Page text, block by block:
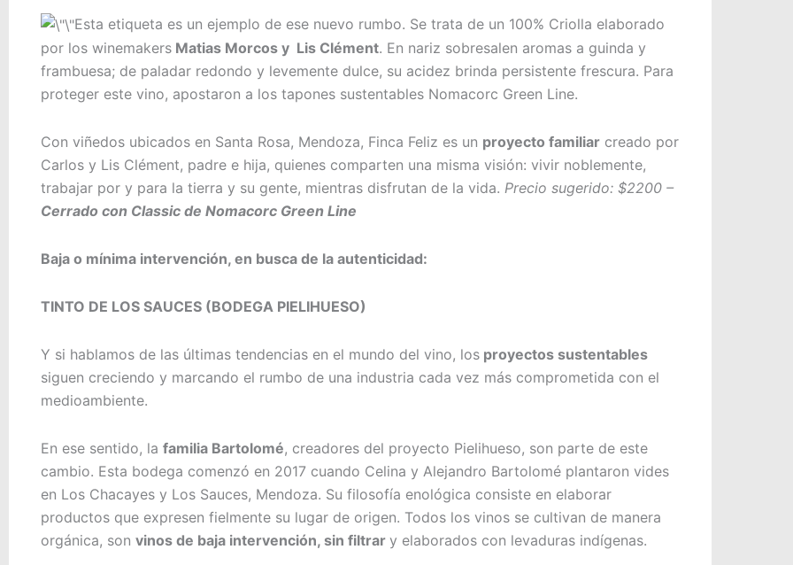
Esta etiqueta es un ejemplo de ese nuevo rumbo. Se trata de un 100% Criolla elaborado
por los winemakersMatias Morcos y Lis Clément. En nariz sobresalen aromas a guinda y
frambuesa; de paladar redondo y levemente dulce, su acidez brinda persistente frescura. Para
proteger este vino, apostaron a los tapones sustentables Nomacorc Green Line.
Con viñedos ubicados en Santa Rosa, Mendoza, Finca Feliz es un proyecto familiarcreado por
Carlos y Lis Clément, padre e hija, quienes comparten una misma visión: vivir noblemente,
trabajar por y para la tierra y su gente, mientras disfrutan de la vida. Precio sugerido: $2200 –
Cerrado con Classic de Nomacorc Green Line
Baja o mínima intervención, en busca de la autenticidad:
TINTO DE LOS SAUCES (BODEGA PIELIHUESO)
Y si hablamos de las últimas tendencias en el mundo del vino, losproyectos sustentables
siguen creciendo y marcando el rumbo de una industria cada vez más comprometida con el
medioambiente.
En ese sentido, la familia Bartolomé, creadores del proyecto Pielihueso, son parte de este
cambio. Esta bodega comenzó en 2017 cuando Celina y Alejandro Bartolomé plantaron vides
en Los Chacayes y Los Sauces, Mendoza. Su filosofía enológica consiste en elaborar
productos que expresen fielmente su lugar de origen. Todos los vinos se cultivan de manera
orgánica, son vinos de baja intervención, sin filtrar y elaborados con levaduras indígenas.